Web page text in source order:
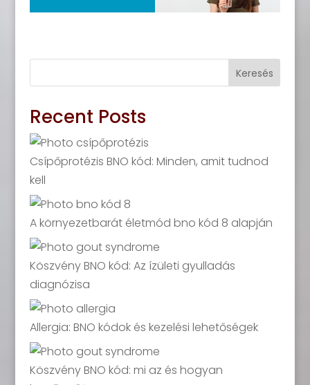
Keresés
Recent Posts
Csípőprotézis BNO kód: Minden, amit tudnod
kell
A környezetbarát életmód bno kód 8 alapján
Köszvény BNO kód: Az ízületi gyulladás
diagnózisa
Allergia: BNO kódok és kezelési lehetőségek
Köszvény BNO kód: mi az és hogyan